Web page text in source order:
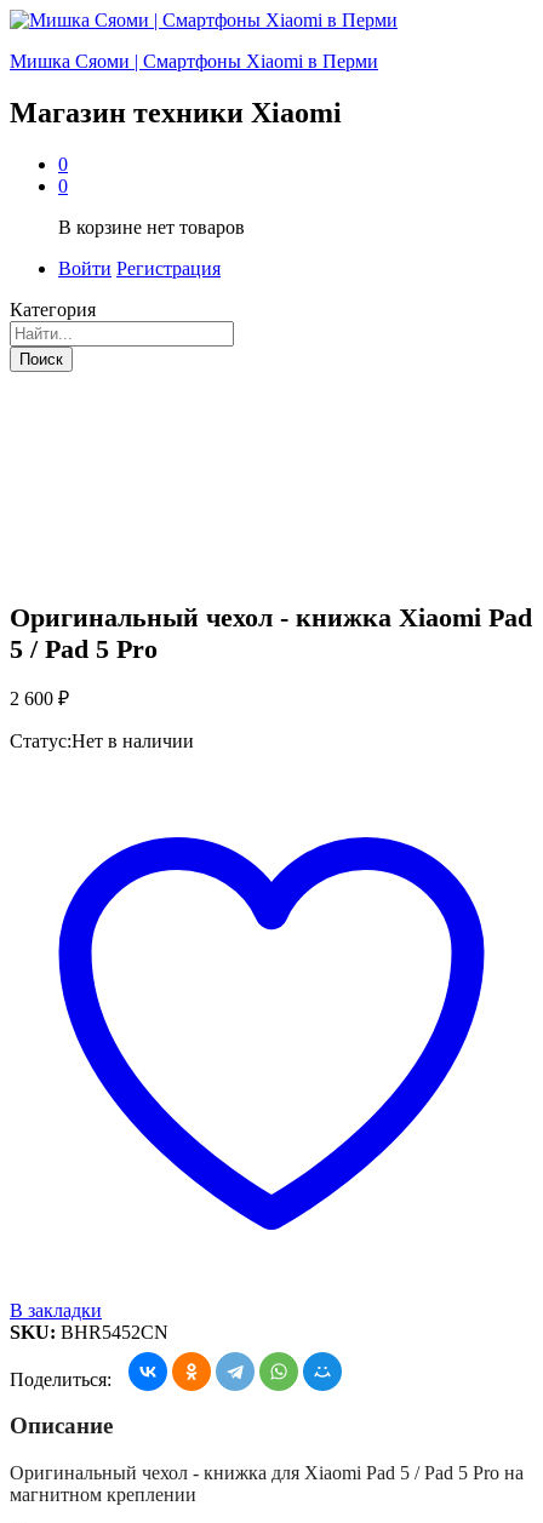
Мишка Сяоми | Смартфоны Xiaomi в Перми
Магазин техники Xiaomi
0
0
В корзине нет товаров
Войти Регистрация
Категория
Поиск
Оригинальный чехол - книжка Xiaomi Pad
5 / Pad 5 Pro
2 600 ₽
Статус:Нет в наличии
В закладки
SKU: BHR5452CN
Поделиться:
Описание
Оригинальный чехол - книжка для Xiaomi Pad 5 / Pad 5 Pro на
магнитном креплении